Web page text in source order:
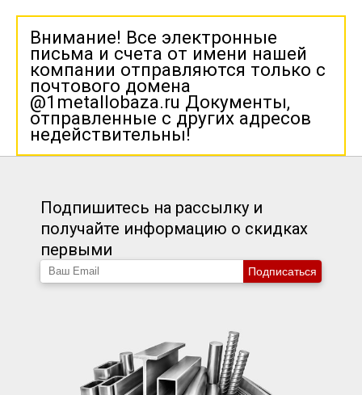
Внимание! Все электронные
письма и счета от имени нашей
компании отправляются только с
почтового домена
@1metallobaza.ru Документы,
отправленные с других адресов
недействительны!
Подпишитесь на рассылку и
получайте информацию о скидках
первыми
Подписаться